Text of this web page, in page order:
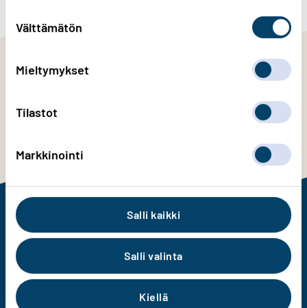
valinta
Välttämätön
Mieltymykset
Tilastot
Markkinointi
Salli kaikki
Salli valinta
Kiellä
uutiskirje
Järvi-Suomen Energia